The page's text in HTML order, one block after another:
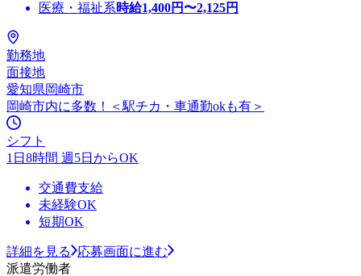
医療・福祉系時給1,400円〜2,125円
勤務地
面接地
愛知県岡崎市
岡崎市内に多数！＜駅チカ・車通勤okも有＞
シフト
1日8時間 週5日からOK
交通費支給
未経験OK
短期OK
詳細を見る
応募画面に進む
派遣労働者